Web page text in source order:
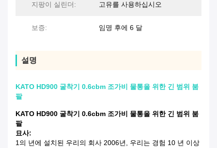
지팡이 실린더: 고유를 사용하십시오
보증: 임명 후에 6 달
설명
KATO HD900 굴착기 0.6cbm 조가비 물통을 위한 긴 범위 붐
팔
KATO HD900 굴착기 0.6cbm 조가비 물통을 위한 긴 범위 붐
팔
묘사:
1의 년에 설치된 우리의 회사 2006년, 우리는 경험 10 년 이상